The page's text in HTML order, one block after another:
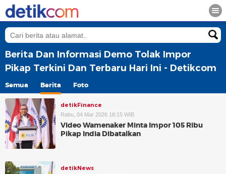
Berita Dan Informasi Demo Tolak Impor
Pikap Terkini Dan Terbaru Hari Ini - Detikcom
Semua Berita Foto
detikFinance
Rabu, 04 Mar 2026 18:15 WIB
Video Wamenaker Minta Impor 105 Ribu
Pikap India Dibatalkan
detikNews